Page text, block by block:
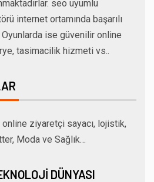
seo uyumlu
internet ortamında başarılı
Oyunlarda ise güvenilir online
tasimacilik hizmeti vs..
ziyaretçi sayacı, lojistik,
Moda ve Sağlık…
DÜNYASI